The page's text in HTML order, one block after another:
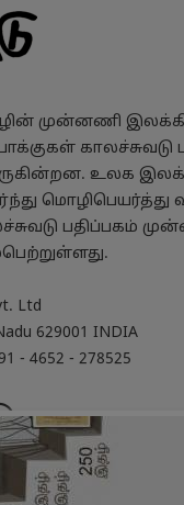
முன்னணி
காலச்சுவடு
உலக
மொழிபெயர்த்து
பதிப்பகம்
Ltd
629001 INDIA
- 4652 - 278525